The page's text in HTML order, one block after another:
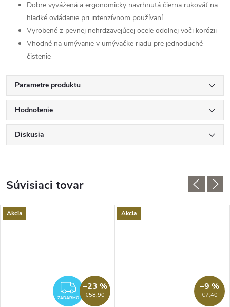
Dobre vyvážená a ergonomicky navrhnutá čierna rukoväť na
hladké ovládanie pri intenzívnom používaní
Vyrobené z pevnej nehrdzavejúcej ocele odolnej voči korózii
Vhodné na umývanie v umývačke riadu pre jednoduché
čistenie
Parametre produktu
Hodnotenie
Diskusia
Súvisiaci tovar
Akcia
ZADARMO
ZADARMO €58,90
–23 %
Akcia
€7,40
–9 %